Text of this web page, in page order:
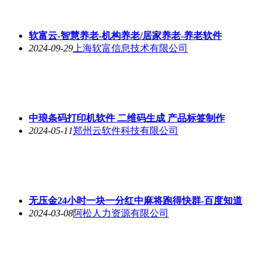
软富云-智慧养老-机构养老/居家养老-养老软件
2024-09-29 上海软富信息技术有限公司
中琅条码打印机软件 二维码生成 产品标签制作
2024-05-11郑州云软件科技有限公司
无压金24小时一块一分红中麻将跑得快群-百度知道
2024-03-08阿松人力资源有限公司